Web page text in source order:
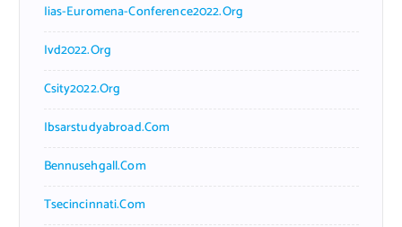
Iias-Euromena-Conference2022.org
Ivd2022.org
Csity2022.org
Ibsarstudyabroad.com
Bennusehgall.com
Tsecincinnati.com